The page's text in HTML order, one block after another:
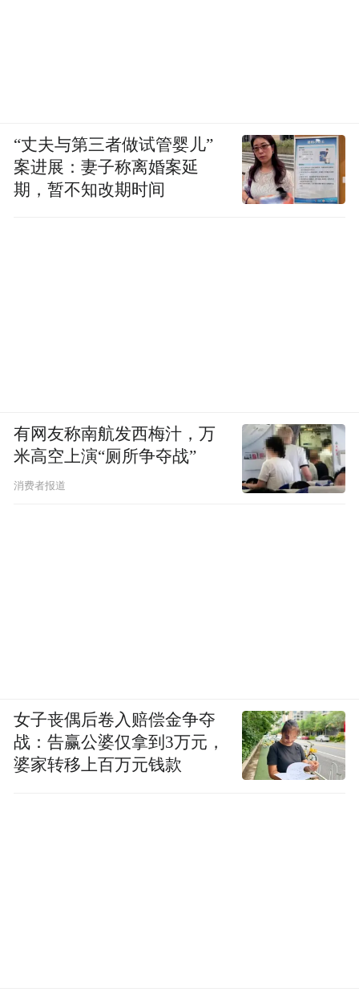
“丈夫与第三者做试管婴儿”
案进展：妻子称离婚案延
期，暂不知改期时间
有网友称南航发西梅汁，万
米高空上演“厕所争夺战”
消费者报道
女子丧偶后卷入赔偿金争夺
战：告赢公婆仅拿到3万元，
婆家转移上百万元钱款